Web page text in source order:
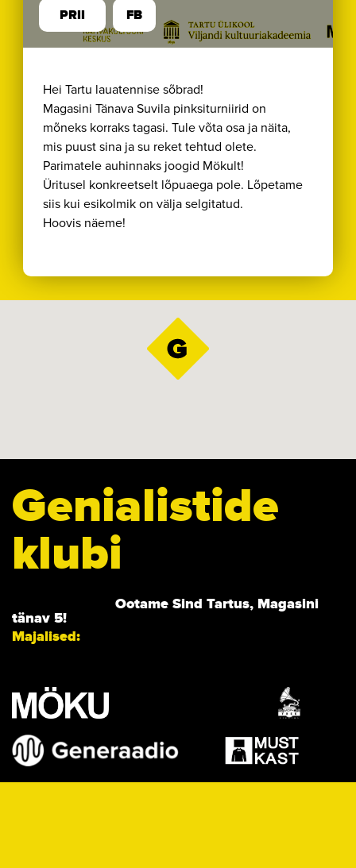
PRII FB
Hei Tartu lauatennise sõbrad!
Magasini Tänava Suvila pinksiturniirid on
mõneks korraks tagasi. Tule võta osa ja näita,
mis puust sina ja su reket tehtud olete.
Parimatele auhinnaks joogid Mökult!
Üritusel konkreetselt lõpuaega pole. Lõpetame
siis kui esikolmik on välja selgitatud.
Hoovis näeme!
Genialistide
klubi
Ootame Sind Tartus, Magasini
tänav 5!
Majalised: